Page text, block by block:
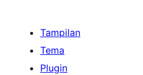
Tampilan
Tema
Plugin